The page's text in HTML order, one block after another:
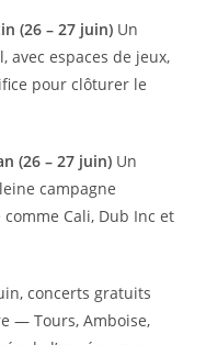
(26 – 27 juin) Un
avec espaces de jeux,
pour clôturer le
(26 – 27 juin) Un
campagne
Cali, Dub Inc et
concerts gratuits
— Tours, Amboise,